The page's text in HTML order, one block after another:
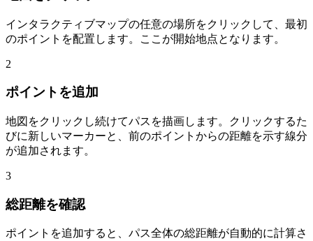
インタラクティブマップの任意の場所をクリックして、最初
のポイントを配置します。ここが開始地点となります。
2
ポイントを追加
地図をクリックし続けてパスを描画します。クリックするた
びに新しいマーカーと、前のポイントからの距離を示す線分
が追加されます。
3
総距離を確認
ポイントを追加すると、パス全体の総距離が自動的に計算さ